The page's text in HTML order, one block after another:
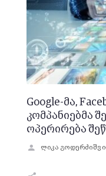
Google-მა,
კომპანიებმა
ოპერირება
ლიკა